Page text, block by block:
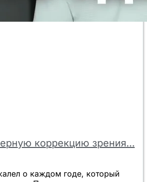
коррекцию зрения…
о каждом годе, который